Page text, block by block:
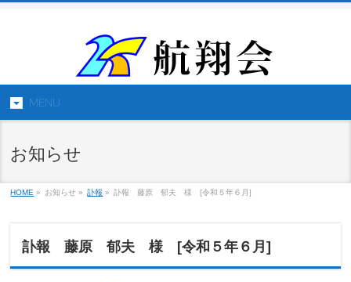
MENU
お知らせ
HOME » お知らせ » 訃報 » 訃報 藤原 郁夫 様 [令和５年６月]
訃報 藤原 郁夫 様 [令和５年６月]